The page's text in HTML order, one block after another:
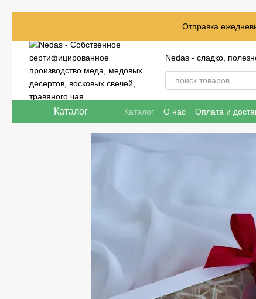
Отправка
Nedas - сладко,
Каталог Каталог О нас Оплата и
Отзывы о магазине